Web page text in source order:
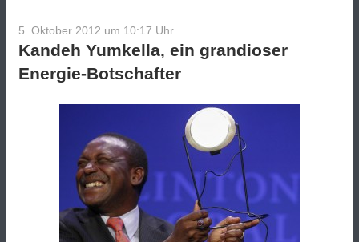
5. Oktober 2012 um 10:17 Uhr
Kandeh Yumkella, ein grandioser
Energie-Botschafter